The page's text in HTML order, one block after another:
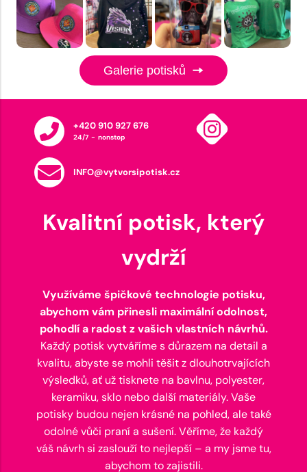
Galerie potisků
+420 910 927 676
24/7 - nonstop
INFO@vytvorsipotisk.cz
Kvalitní potisk, který
vydrží
Využíváme špičkové technologie potisku,
abychom vám přinesli maximální odolnost,
pohodlí a radost z vašich vlastních návrhů.
Každý potisk vytváříme s důrazem na detail a
kvalitu, abyste se mohli těšit z dlouhotrvajících
výsledků, ať už tisknete na bavlnu, polyester,
keramiku, sklo nebo další materiály. Vaše
potisky budou nejen krásné na pohled, ale také
odolné vůči praní a sušení. Věříme, že každý
váš návrh si zaslouží to nejlepší – a my jsme tu,
abychom to zajistili.